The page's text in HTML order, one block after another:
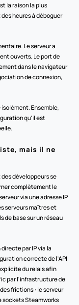
la raison la plus
heures à déboguer
Le serveur a
ouverts. Le port de
dans le navigateur
de connexion,
Ensemble,
qu'il est
mais il ne
développeurs se
complètement le
via une adresse IP
serveurs maîtres et
de base sur un réseau
par IP via la
du relais afin
par l'infrastructure de
frictions : le serveur
sockets Steamworks